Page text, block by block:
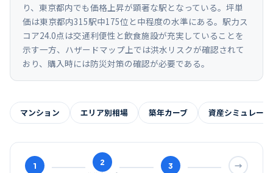
り、東京都内でも価格上昇が顕著な駅となっている。坪単
価は東京都内315駅中175位と中程度の水準にある。駅力ス
コア24.0点は交通利便性と飲食施設が充実していることを
示す一方、ハザードマップ上では洪水リスクが確認されて
おり、購入時には防災対策の確認が必要である。
マンション エリア別相場 築年カーブ 資産シミュレー
1 2 3 →